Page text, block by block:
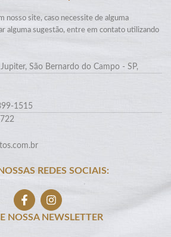
nosso site, caso necessite de alguma
alguma sugestão, entre em contato utilizando
São Bernardo do Campo - SP,
1515
REDES SOCIAIS:
NOSSA NEWSLETTER